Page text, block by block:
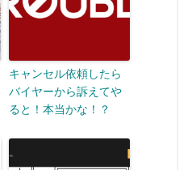
キャンセル依頼したら
バイヤーから訴えてや
ると！本当かな！？